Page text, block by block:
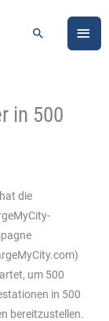
Suchen
in 500
die
um 500
in 500
bereitzustellen.